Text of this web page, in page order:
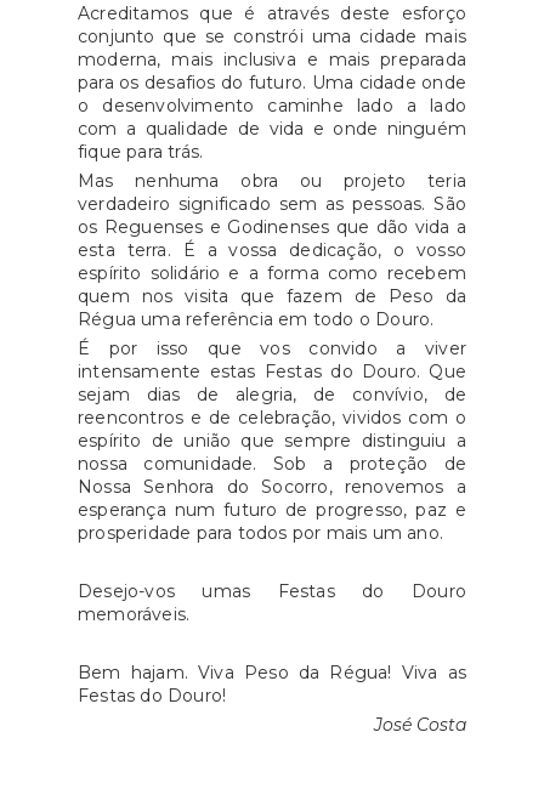
exclusivamente através de
aplicação informática, na
Plataforma de Gestão dos
Programas de Apoio ao
Associativismo Jovem. Para tal,
é requisito importante proceder
ao registo da entidade e do seu
representante legal no Registo
Único IPDJ, caso ainda não
tenha havido lugar a registo.
Fonte: IPDJ
Acreditamos que é através deste esforço
conjunto que se constrói uma cidade mais
moderna, mais inclusiva e mais preparada
para os desafios do futuro. Uma cidade onde
o desenvolvimento caminhe lado a lado
com a qualidade de vida e onde ninguém
fique para trás.
Mas nenhuma obra ou projeto teria
verdadeiro significado sem as pessoas. São
os Reguenses e Godinenses que dão vida a
esta terra. É a vossa dedicação, o vosso
espírito solidário e a forma como recebem
quem nos visita que fazem de Peso da
Régua uma referência em todo o Douro.
É por isso que vos convido a viver
intensamente estas Festas do Douro. Que
sejam dias de alegria, de convívio, de
reencontros e de celebração, vividos com o
espírito de união que sempre distinguiu a
nossa comunidade. Sob a proteção de
Nossa Senhora do Socorro, renovemos a
esperança num futuro de progresso, paz e
prosperidade para todos por mais um ano.
Desejo-vos umas Festas do Douro
memoráveis.
Bem hajam. Viva Peso da Régua! Viva as
Festas do Douro!
José Costa